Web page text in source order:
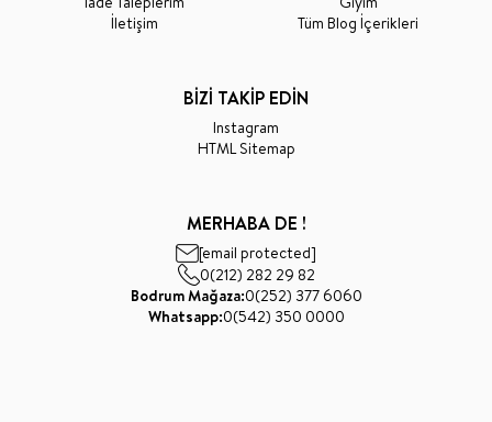
İletişim
Tüm Blog İçerikleri
BİZİ TAKİP EDİN
Instagram
HTML Sitemap
MERHABA DE !
[email protected]
0(212) 282 29 82
Bodrum Mağaza:0(252) 377 6060
Whatsapp:0(542) 350 0000